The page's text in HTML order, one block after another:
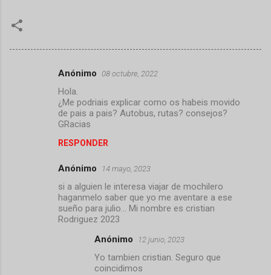
Anónimo 08 octubre, 2022
Hola.
¿Me podriais explicar como os habeis movido
de pais a pais? Autobus, rutas? consejos?
GRacias
RESPONDER
Anónimo 14 mayo, 2023
si a alguien le interesa viajar de mochilero
haganmelo saber que yo me aventare a ese
sueño para julio... Mi nombre es cristian
Rodriguez 2023
Anónimo 12 junio, 2023
Yo tambien cristian. Seguro que
coincidimos